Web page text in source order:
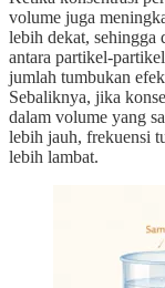
volume juga
lebih dekat, sehingga
antara partikel-
jumlah tumbukan
Sebaliknya, jika
dalam volume yang
lebih jauh, frekuensi
lebih lambat.